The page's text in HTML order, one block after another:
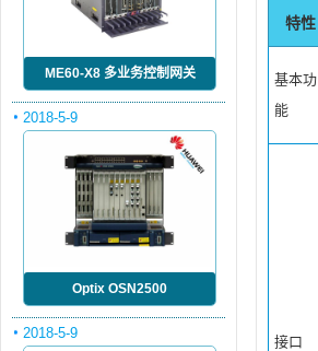
ME60-X8 多业务控制网关
2018-5-9
Optix OSN2500
2018-5-9
特性
基本功
能
接口